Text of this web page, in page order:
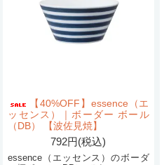
【40%OFF】essence（エ
ッセンス）｜ボーダー ボール
（DB） 【波佐見焼】
792円(税込)
essence（エッセンス）のボーダ